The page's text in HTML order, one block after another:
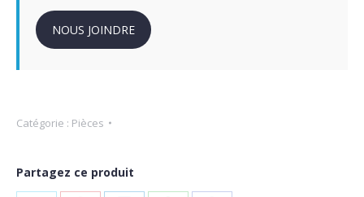
NOUS JOINDRE
Catégorie : Pièces
Partagez ce produit